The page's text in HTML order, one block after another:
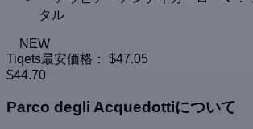
タル
NEW
Tiqets最安価格：
$47.05
$44.70
Parco degli Acquedottiについて